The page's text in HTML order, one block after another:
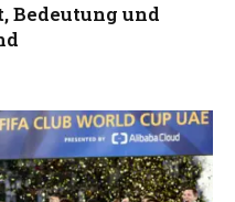
Bedeutung und